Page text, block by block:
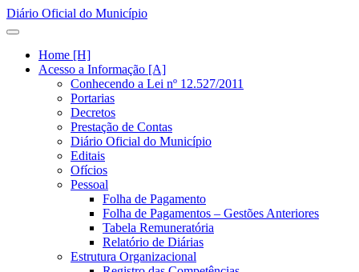
Diário Oficial do Município
Home [H]
Acesso a Informação [A]
Conhecendo a Lei nº 12.527/2011
Portarias
Decretos
Prestação de Contas
Diário Oficial do Município
Editais
Ofícios
Pessoal
Folha de Pagamento
Folha de Pagamentos – Gestões Anteriores
Tabela Remuneratória
Relatório de Diárias
Estrutura Organizacional